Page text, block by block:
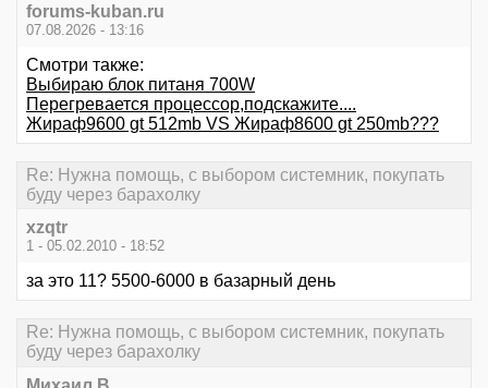
forums-kuban.ru
07.08.2026 - 13:16
Смотри также:
Выбираю блок питаня 700W
Перегревается процессор,подскажите....
Жираф9600 gt 512mb VS Жираф8600 gt 250mb???
Re: Нужна помощь, с выбором системник, покупать
буду через барахолку
xzqtr
1 - 05.02.2010 - 18:52
за это 11? 5500-6000 в базарный день
Re: Нужна помощь, с выбором системник, покупать
буду через барахолку